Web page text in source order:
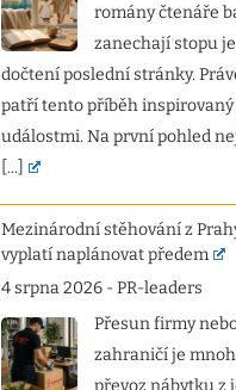
romány čtenáře
zanechají stopu
dočtení poslední stránky.
patří tento příběh
událostmi. Na první pohled
[...]
Mezinárodní stěhování z
vyplatí naplánovat předem
4 srpna 2026 -PR-leaders
Přesun firmy
zahraničí je